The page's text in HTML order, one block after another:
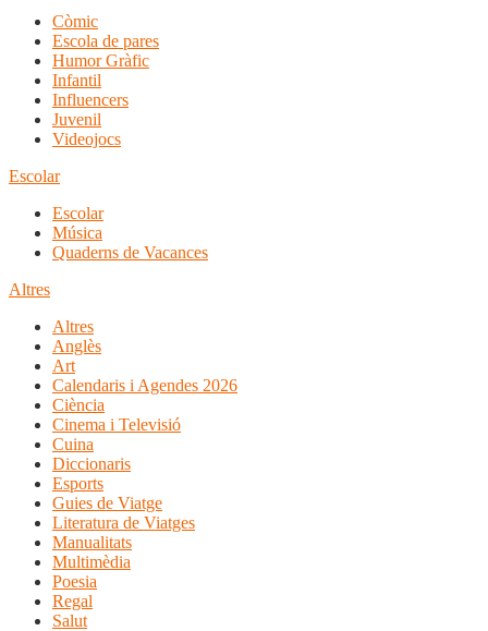
Còmic
Escola de pares
Humor Gràfic
Infantil
Influencers
Juvenil
Videojocs
Escolar
Escolar
Música
Quaderns de Vacances
Altres
Altres
Anglès
Art
Calendaris i Agendes 2026
Ciència
Cinema i Televisió
Cuina
Diccionaris
Esports
Guies de Viatge
Literatura de Viatges
Manualitats
Multimèdia
Poesia
Regal
Salut